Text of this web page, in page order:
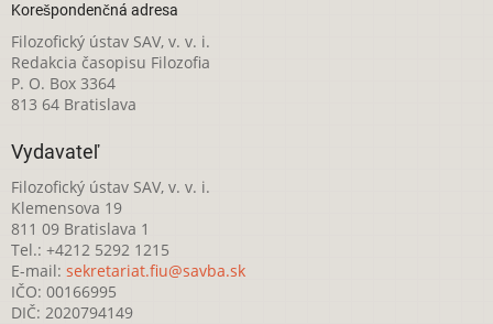
Korešpondenčná adresa
Filozofický ústav SAV, v. v. i.
Redakcia časopisu Filozofia
P. O. Box 3364
813 64 Bratislava
Vydavateľ
Filozofický ústav SAV, v. v. i.
Klemensova 19
811 09 Bratislava 1
Tel.: +4212 5292 1215
E-mail: sekretariat.fiu@savba.sk
IČO: 00166995
DIČ: 2020794149